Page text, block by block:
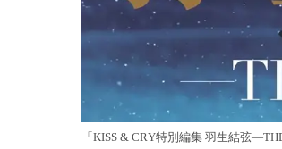
「KISS & CRY特別編集 羽生結弦